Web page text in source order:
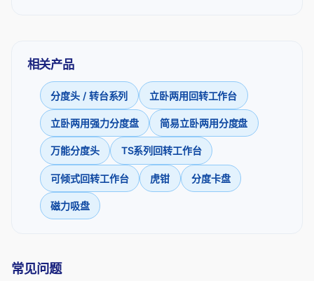
相关产品
分度头 / 转台系列 立卧两用回转工作台
立卧两用强力分度盘 简易立卧两用分度盘
万能分度头 TS系列回转工作台
可倾式回转工作台 虎钳 分度卡盘
磁力吸盘
常见问题